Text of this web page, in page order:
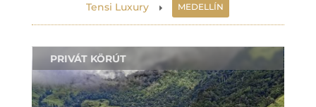
Tensi Luxury E MEDELLÍN
PRIVÁT KÖRÚT